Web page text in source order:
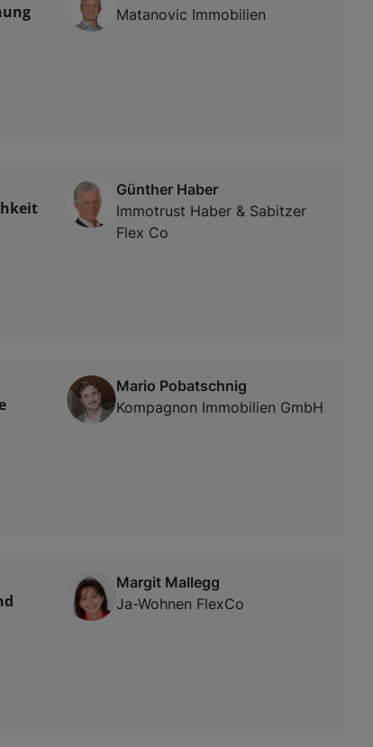
Matanovic Immobilien
Günther Haber
Immotrust Haber & Sabitzer
Flex Co
Mario Pobatschnig
Kompagnon Immobilien GmbH
Margit Mallegg
Ja-Wohnen FlexCo